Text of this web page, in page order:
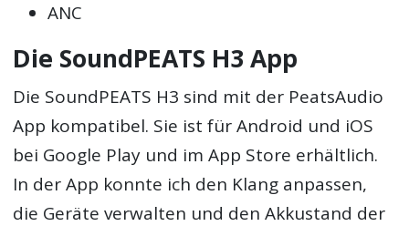
ANC
Die SoundPEATS H3 App
Die SoundPEATS H3 sind mit der PeatsAudio
App kompatibel. Sie ist für Android und iOS
bei Google Play und im App Store erhältlich.
In der App konnte ich den Klang anpassen,
die Geräte verwalten und den Akkustand der